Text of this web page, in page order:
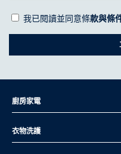
我已閱讀並同意條款與條
廚房家電
衣物洗護